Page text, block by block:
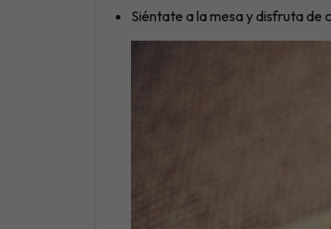
Siéntate a la mesa y disfruta de